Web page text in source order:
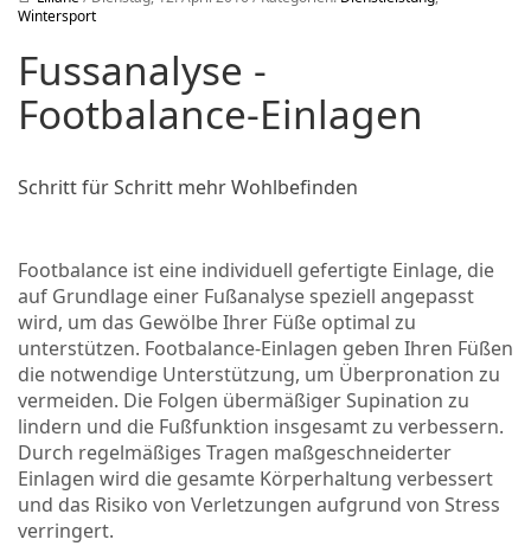
Wintersport
Fussanalyse -
Footbalance-Einlagen
Schritt für Schritt mehr Wohlbefinden
Footbalance ist eine individuell gefertigte Einlage, die
auf Grundlage einer Fußanalyse speziell angepasst
wird, um das Gewölbe Ihrer Füße optimal zu
unterstützen. Footbalance-Einlagen geben Ihren Füßen
die notwendige Unterstützung, um Überpronation zu
vermeiden. Die Folgen übermäßiger Supination zu
lindern und die Fußfunktion insgesamt zu verbessern.
Durch regelmäßiges Tragen maßgeschneiderter
Einlagen wird die gesamte Körperhaltung verbessert
und das Risiko von Verletzungen aufgrund von Stress
verringert.